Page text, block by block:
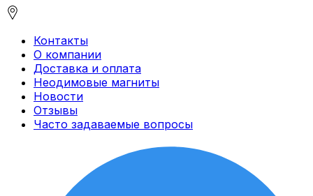
Контакты
О компании
Доставка и оплата
Неодимовые магниты
Новости
Отзывы
Часто задаваемые вопросы